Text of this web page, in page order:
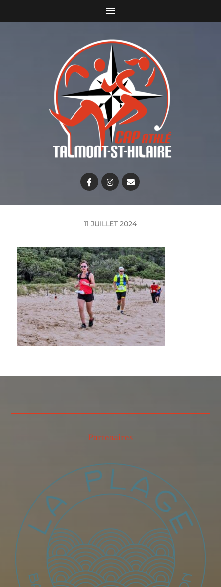
11 JUILLET 2024
Partenaires